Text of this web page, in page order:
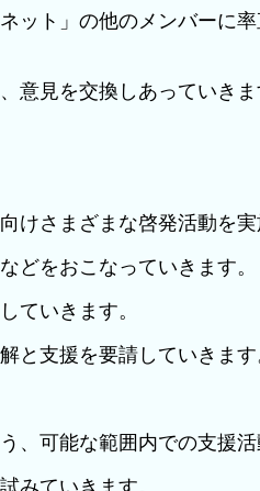
ト」の他のメンバーに
意見を交換しあっていきま
さまざまな啓発活動を実
どをおこなっていきます。
ていきます。
と支援を要請していきます
可能な範囲内での支援活
みていきます。